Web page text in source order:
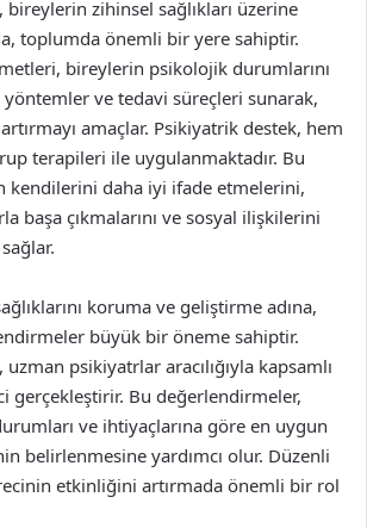
zihinsel sağlıkları üzerine
toplumda önemli bir yere sahiptir.
bireylerin psikolojik durumlarını
ve tedavi süreçleri sunarak,
amaçlar. Psikiyatrik destek, hem
terapileri ile uygulanmaktadır. Bu
kendilerini daha iyi ifade etmelerini,
başa çıkmalarını ve sosyal ilişkilerini
koruma ve geliştirme adına,
büyük bir öneme sahiptir.
psikiyatrlar aracılığıyla kapsamlı
gerçekleştirir. Bu değerlendirmeler,
ve ihtiyaçlarına göre en uygun
belirlenmesine yardımcı olur. Düzenli
etkinliğini artırmada önemli bir rol